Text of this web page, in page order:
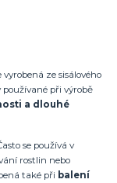
ze sisálového
při výrobě
a dlouhé
se používá v
rostlin nebo
také při balení